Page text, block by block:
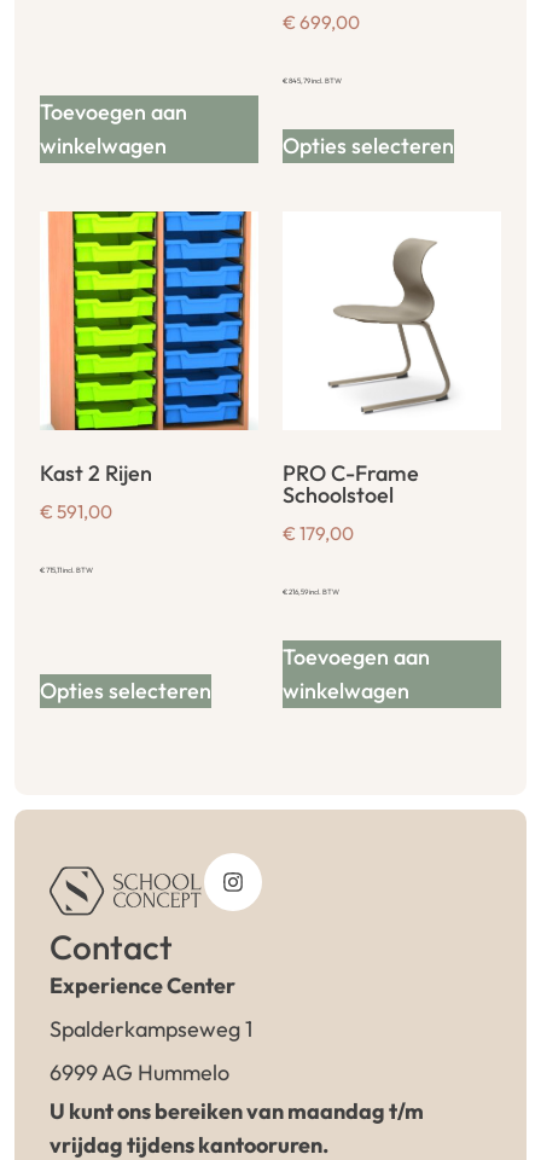
Toevoegen aan
winkelwagen
€ 699,00
€845,79incl. BTW
Opties selecteren
Kast 2 Rijen
€ 591,00
€715,11incl. BTW
Opties selecteren
PRO C-Frame
Schoolstoel
€ 179,00
€216,59incl. BTW
Toevoegen aan
winkelwagen
Contact
Experience Center
Spalderkampseweg 1
6999 AG Hummelo
U kunt ons bereiken van maandag t/m
vrijdag tijdens kantooruren.